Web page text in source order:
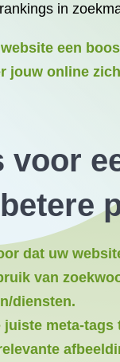
in
een
jouw online
voor
dat uw
van
diensten.
juiste meta-